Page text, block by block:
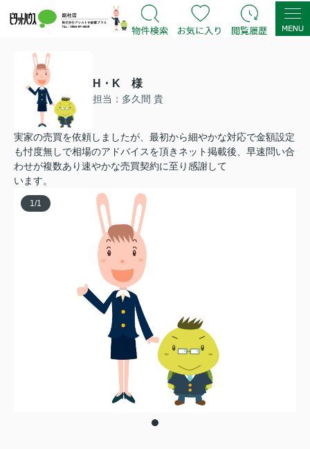
H・K 様
担当：多久間 貴
実家の売買を依頼しましたが、最初から細やかな対応で金額設定
も忖度無しで相場のアドバイスを頂きネット掲載後、早速問い合
わせが複数あり速やかな売買契約に至り感謝して
います。
1 /1